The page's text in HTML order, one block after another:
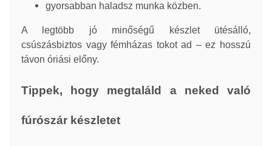
gyorsabban haladsz munka közben.
A legtöbb jó minőségű készlet ütésálló,
csúszásbiztos vagy fémházas tokot ad – ez hosszú
távon óriási előny.
Tippek, hogy megtaláld a neked való
fúrószár készletet